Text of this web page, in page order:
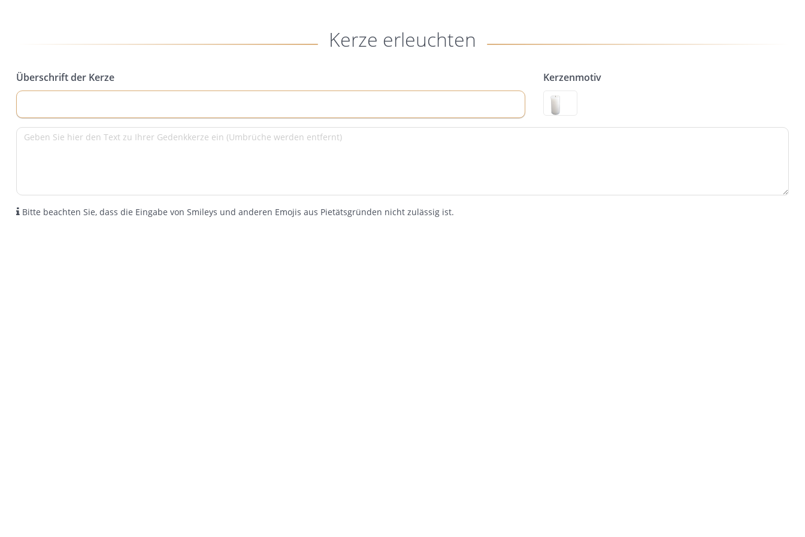
Kerze erleuchten
Überschrift der Kerze Kerzenmotiv
Bitte beachten Sie, dass die Eingabe von Smileys und anderen Emojis aus Pietätsgründen nicht zulässig ist.